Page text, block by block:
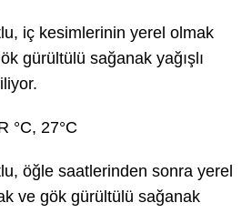
iç kesimlerinin yerel olmak
gürültülü sağanak yağışlı
°C, 27°C
öğle saatlerinden sonra yerel
ve gök gürültülü sağanak